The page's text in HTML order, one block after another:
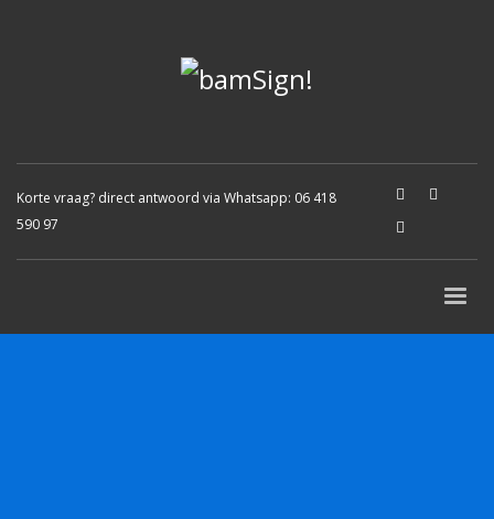
Korte vraag? direct antwoord via Whatsapp: 06 418
590 97